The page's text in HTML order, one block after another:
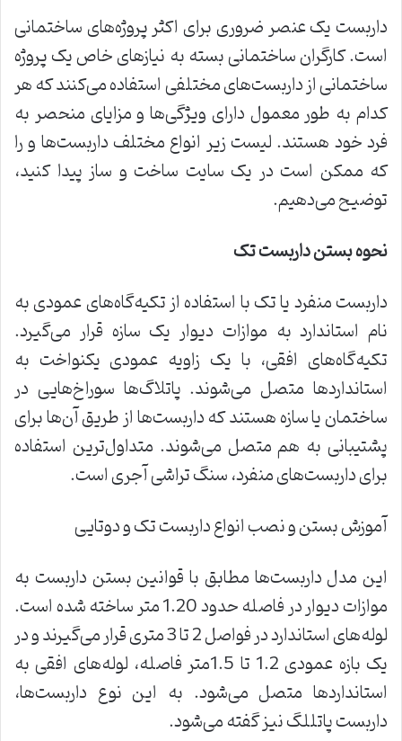
داربست یک عنصر ضروری برای اکثر پروژه‌های ساختمانی
است. کارگران ساختمانی بسته به نیازهای خاص یک پروژه
ساختمانی از داربست‌های مختلفی استفاده می‌کنند که هر
کدام به طور معمول دارای ویژگی‌ها و مزایای منحصر به
فرد خود هستند. لیست زیر انواع مختلف داربست‌ها و را
که ممکن است در یک سایت ساخت و ساز پیدا کنید،
توضیح می‌دهیم.
نحوه بستن داربست تک
داربست منفرد یا تک با استفاده از تکیه‌گاه‌های عمودی به
نام استاندارد به موازات دیوار یک سازه قرار می‌گیرد.
تکیه‌گاه‌های افقی، با یک زاویه عمودی یکنواخت به
استانداردها متصل می‌شوند. پاتلاگ‌ها سوراخ‌هایی در
ساختمان یا سازه هستند که داربست‌ها از طریق آن‌ها برای
پشتیبانی به هم متصل می‌شوند. متداول‌ترین استفاده
برای داربست‌های منفرد، سنگ تراشی آجری است.
آموزش بستن و نصب انواع داربست تک و دوتایی
این مدل داربست‌ها مطابق با قوانین بستن داربست به
موازات دیوار در فاصله حدود 1.20 متر ساخته شده است.
لوله‌های استاندارد در فواصل 2 تا 3 متری قرار می‌گیرند و در
یک بازه عمودی 1.2 تا 1.5متر فاصله، لوله‌های افقی به
استانداردها متصل می‌شود. به این نوع داربست‌ها،
داربست پاتللگ نیز گفته می‌شود.